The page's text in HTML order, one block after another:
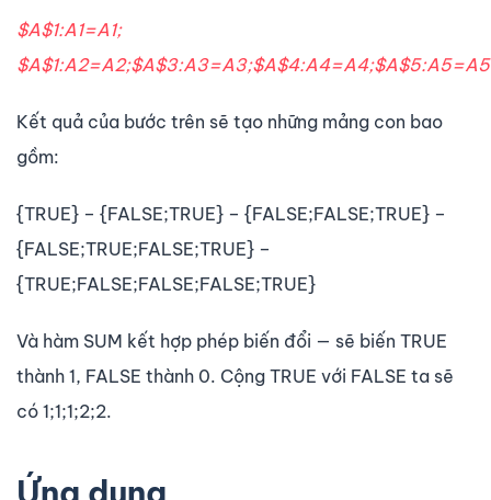
$A$1:A1=A1;
$A$1:A2=A2;$A$3:A3=A3;$A$4:A4=A4;$A$5:A5=A5
Kết quả của bước trên sẽ tạo những mảng con bao
gồm:
{TRUE} – {FALSE;TRUE} – {FALSE;FALSE;TRUE} –
{FALSE;TRUE;FALSE;TRUE} –
{TRUE;FALSE;FALSE;FALSE;TRUE}
Và hàm SUM kết hợp phép biến đổi — sẽ biến TRUE
thành 1, FALSE thành 0. Cộng TRUE với FALSE ta sẽ
có 1;1;1;2;2.